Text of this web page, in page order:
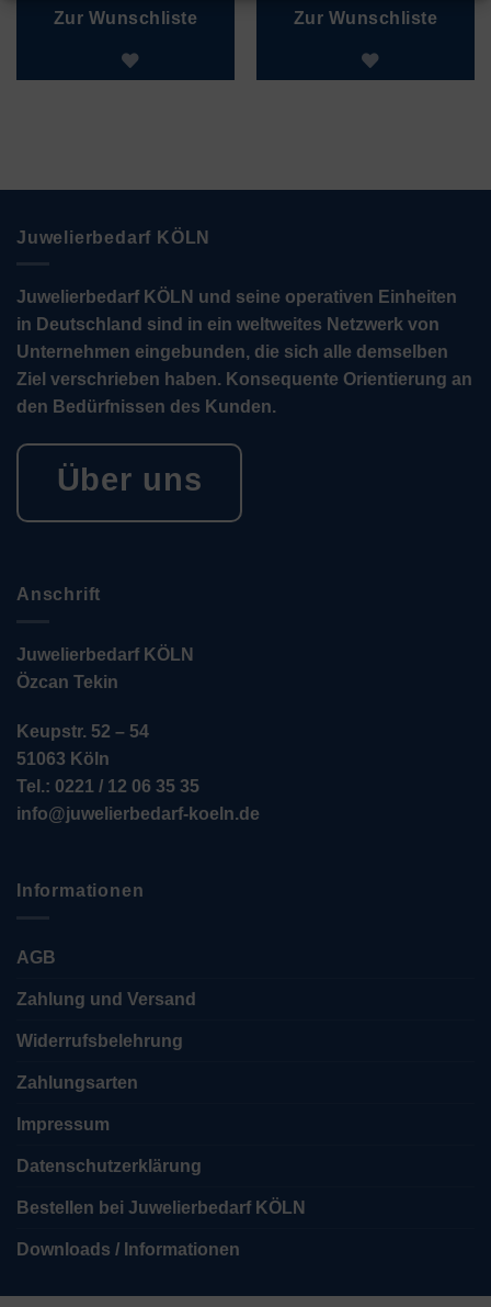
Zur Wunschliste Zur Wunschliste
Juwelierbedarf KÖLN
Juwelierbedarf KÖLN und seine operativen Einheiten
in Deutschland sind in ein weltweites Netzwerk von
Unternehmen eingebunden, die sich alle demselben
Ziel verschrieben haben. Konsequente Orientierung an
den Bedürfnissen des Kunden.
Über uns
Anschrift
Juwelierbedarf KÖLN
Özcan Tekin
Keupstr. 52 – 54
51063 Köln
Tel.: 0221 / 12 06 35 35
info@juwelierbedarf-koeln.de
Informationen
AGB
Zahlung und Versand
Widerrufsbelehrung
Zahlungsarten
Impressum
Datenschutzerklärung
Bestellen bei Juwelierbedarf KÖLN
Downloads / Informationen